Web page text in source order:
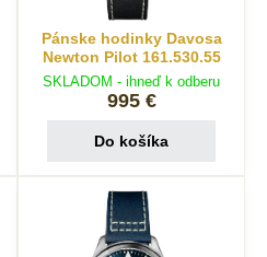
Pánske hodinky Davosa
Newton Pilot 161.530.55
SKLADOM - ihneď k odberu
995 €
Do košíka